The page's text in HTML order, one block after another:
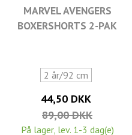
MARVEL AVENGERS
BOXERSHORTS 2-PAK
2 år/92 cm
44,50 DKK
89,00 DKK
På lager, lev. 1-3 dag(e)